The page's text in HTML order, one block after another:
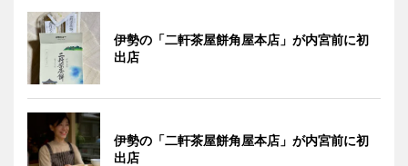
伊勢の「二軒茶屋餅角屋本店」が内宮前に初
出店
伊勢の「二軒茶屋餅角屋本店」が内宮前に初
出店